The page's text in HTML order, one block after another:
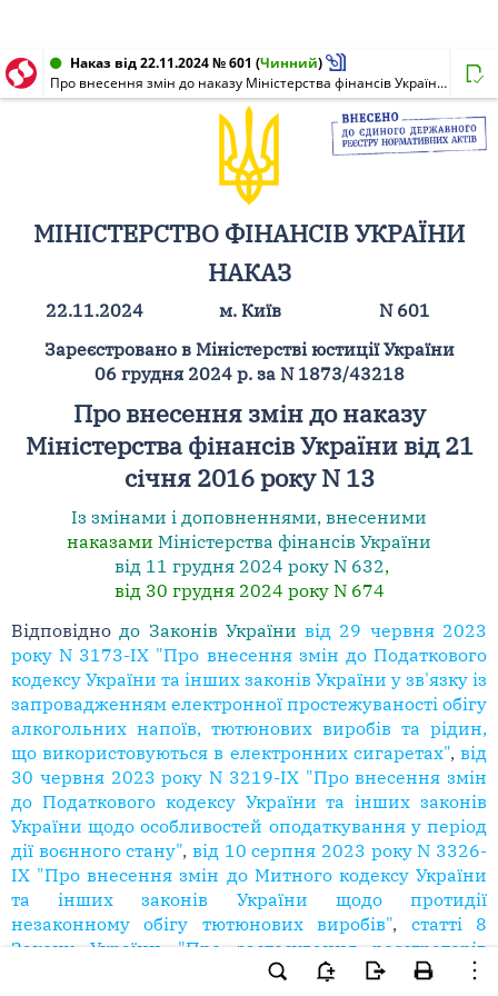
Наказ від 22.11.2024 № 601 (Чинний)
Про внесення змін до наказу Міністерства фінансів України від 21 січня 2016 року N 13